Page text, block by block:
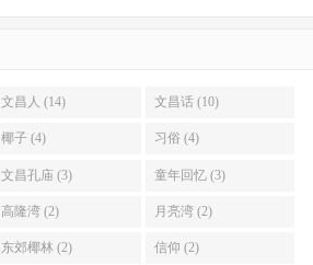
文昌人 (14) 文昌话 (10)
椰子 (4) 习俗 (4)
文昌孔庙 (3) 童年回忆 (3)
高隆湾 (2) 月亮湾 (2)
东郊椰林 (2) 信仰 (2)